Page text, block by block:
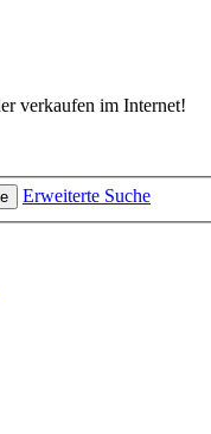
verkaufen im Internet!
Erweiterte Suche